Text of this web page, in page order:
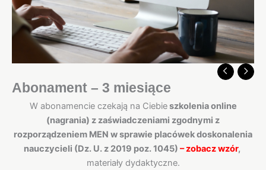
Abonament – 3 miesiące
W abonamencie czekają na Ciebieszkolenia online
(nagrania) z zaświadczeniami zgodnymi z
rozporządzeniem MEN w sprawie placówek doskonalenia
nauczycieli (Dz. U. z 2019 poz. 1045) –zobacz wzór,
materiały dydaktyczne.